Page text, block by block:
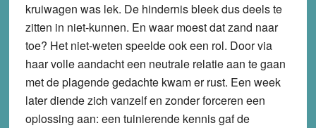
kruiwagen was lek. De hindernis bleek dus deels te
zitten in niet-kunnen. En waar moest dat zand naar
toe? Het niet-weten speelde ook een rol. Door via
haar volle aandacht een neutrale relatie aan te gaan
met de plagende gedachte kwam er rust. Een week
later diende zich vanzelf en zonder forceren een
oplossing aan: een tuinierende kennis gaf de